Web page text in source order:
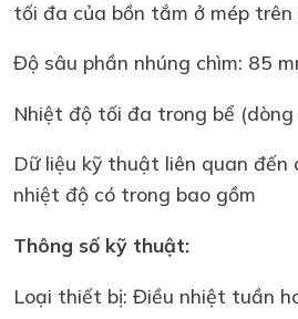
tối đa của bồn tắm ở mép
Độ sâu phần nhúng chìm: 85
Nhiệt độ tối đa trong bể (dòng
Dữ liệu kỹ thuật liên quan đến
nhiệt độ có trong bao gồm
Thông số kỹ thuật:
Loại thiết bị: Điều nhiệt tuần